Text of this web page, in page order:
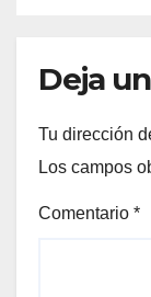
Deja
Tu dirección
Los campos
Comentario *